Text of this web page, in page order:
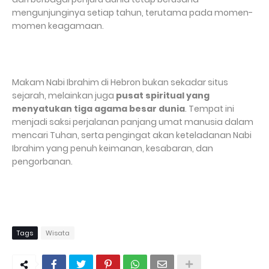
mengunjunginya setiap tahun, terutama pada momen-
momen keagamaan.
Makam Nabi Ibrahim di Hebron bukan sekadar situs
sejarah, melainkan juga pusat spiritual yang
menyatukan tiga agama besar dunia. Tempat ini
menjadi saksi perjalanan panjang umat manusia dalam
mencari Tuhan, serta pengingat akan keteladanan Nabi
Ibrahim yang penuh keimanan, kesabaran, dan
pengorbanan.
Tags Wisata